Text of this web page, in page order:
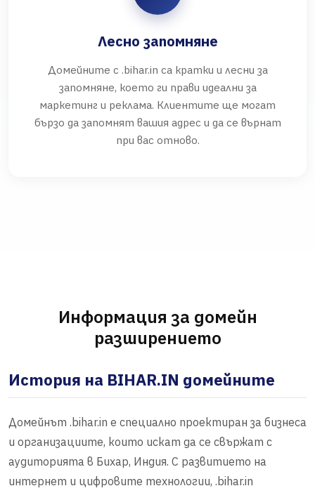
Лесно запомняне
Домейните с .bihar.in са кратки и лесни за
запомняне, което ги прави идеални за
маркетинг и реклама. Клиентите ще могат
бързо да запомнят вашия адрес и да се върнат
при вас отново.
Информация за домейн
разширението
История на BIHAR.IN домейните
Домейнът .bihar.in е специално проектиран за бизнеса
и организациите, които искат да се свържат с
аудиторията в Бихар, Индия. С развитието на
интернет и цифровите технологии, .bihar.in